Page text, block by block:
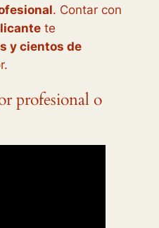
. Contar con
te
y cientos de
profesional o